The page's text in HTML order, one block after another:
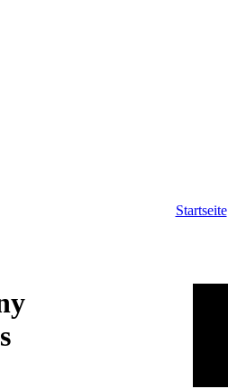
Startseite